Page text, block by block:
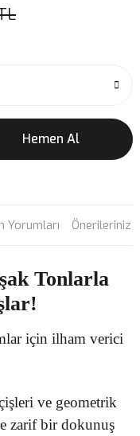
Hemen Al
Yorumları Önerileriniz
Tonlarla
için ilham verici
ve geometrik
zarif bir dokunuş